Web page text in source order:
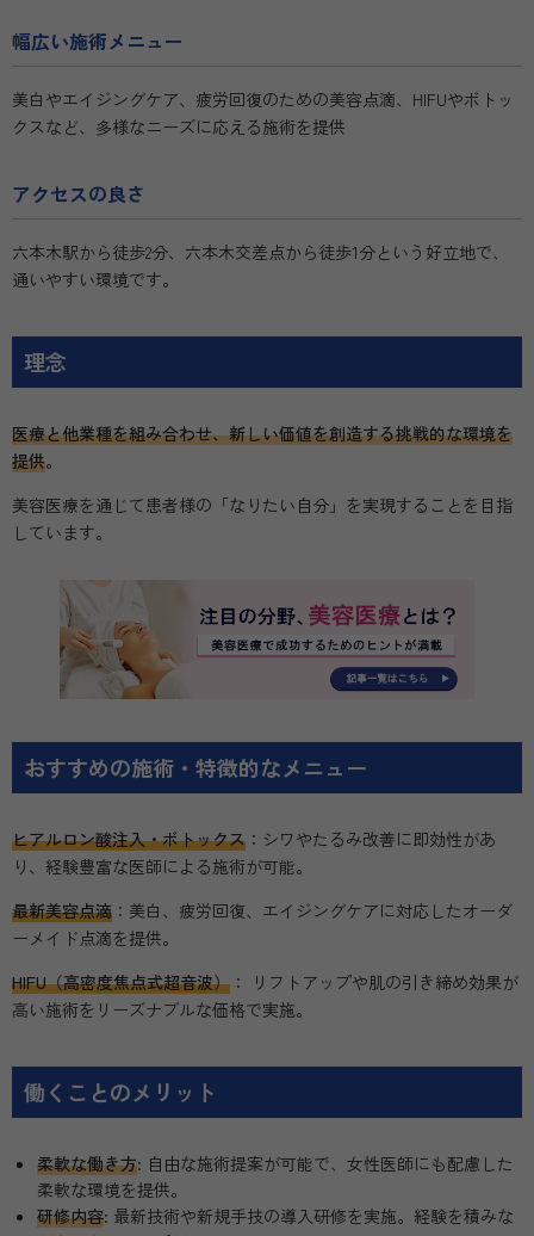
幅広い施術メニュー
美白やエイジングケア、疲労回復のための美容点滴、HIFUやボトッ
クスなど、多様なニーズに応える施術を提供
アクセスの良さ
六本木駅から徒歩2分、六本木交差点から徒歩1分という好立地で、
通いやすい環境です。
理念
医療と他業種を組み合わせ、新しい価値を創造する挑戦的な環境を
提供。
美容医療を通じて患者様の「なりたい自分」を実現することを目指
しています。
おすすめの施術・特徴的なメニュー
ヒアルロン酸注入・ボトックス ：シワやたるみ改善に即効性があ
り、経験豊富な医師による施術が可能。
最新美容点滴 ：美白、疲労回復、エイジングケアに対応したオーダ
ーメイド点滴を提供。
HIFU（高密度焦点式超音波） ： リフトアップや肌の引き締め効果が
高い施術をリーズナブルな価格で実施。
働くことのメリット
柔軟な働き方: 自由な施術提案が可能で、女性医師にも配慮した
柔軟な環境を提供。
研修内容: 最新技術や新規手技の導入研修を実施。経験を積みな